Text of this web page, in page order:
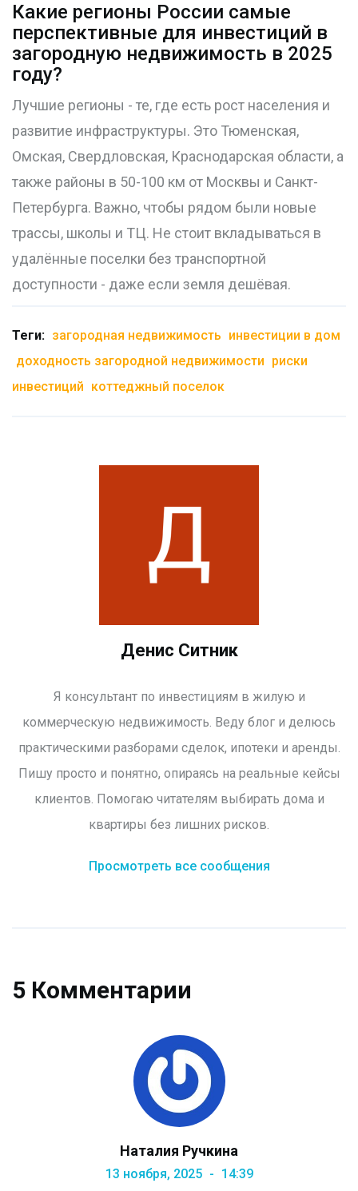
Какие регионы России самые
перспективные для инвестиций в
загородную недвижимость в 2025
году?
Лучшие регионы - те, где есть рост населения и
развитие инфраструктуры. Это Тюменская,
Омская, Свердловская, Краснодарская области, а
также районы в 50-100 км от Москвы и Санкт-
Петербурга. Важно, чтобы рядом были новые
трассы, школы и ТЦ. Не стоит вкладываться в
удалённые поселки без транспортной
доступности - даже если земля дешёвая.
Теги: загородная недвижимость инвестиции в дом
доходность загородной недвижимости риски
инвестиций коттеджный поселок
Денис Ситник
Я консультант по инвестициям в жилую и
коммерческую недвижимость. Веду блог и делюсь
практическими разборами сделок, ипотеки и аренды.
Пишу просто и понятно, опираясь на реальные кейсы
клиентов. Помогаю читателям выбирать дома и
квартиры без лишних рисков.
Просмотреть все сообщения
5 Комментарии
Наталия Ручкина
13 ноября, 2025 14:39